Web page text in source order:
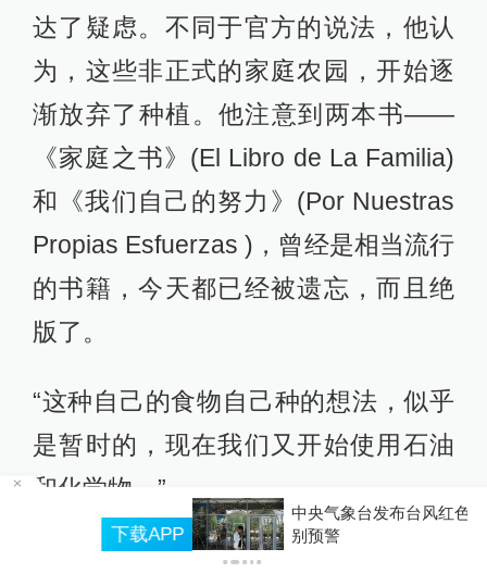
达了疑虑。不同于官方的说法，他认
为，这些非正式的家庭农园，开始逐
渐放弃了种植。他注意到两本书——
《家庭之书》(El Libro de La Familia)
和《我们自己的努力》(Por Nuestras
Propias Esfuerzas )，曾经是相当流行
的书籍，今天都已经被遗忘，而且绝
版了。
“这种自己的食物自己种的想法，似乎
是暂时的，现在我们又开始使用石油
和化学物。”
Díaz提到，工业规模的农场在密集使
中央气象台发布台风红色预警，为何发布最高级
别预警